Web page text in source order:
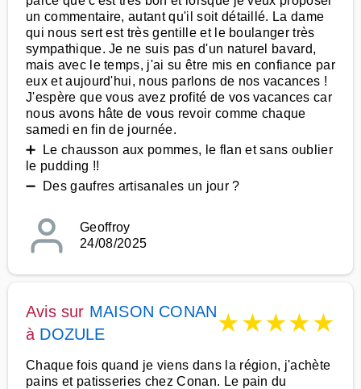
un commentaire, autant qu'il soit détaillé. La dame
qui nous sert est très gentille et le boulanger très
sympathique. Je ne suis pas d'un naturel bavard,
mais avec le temps, j'ai su être mis en confiance par
eux et aujourd'hui, nous parlons de nos vacances !
J'espère que vous avez profité de vos vacances car
nous avons hâte de vous revoir comme chaque
samedi en fin de journée.
➕ Le chausson aux pommes, le flan et sans oublier
le pudding !!
➖ Des gaufres artisanales un jour ?
Geoffroy
24/08/2025
Avis sur MAISON CONAN
à DOZULE ★★★★★
Chaque fois quand je viens dans la région, j'achète
pains et patisseries chez Conan. Le pain du